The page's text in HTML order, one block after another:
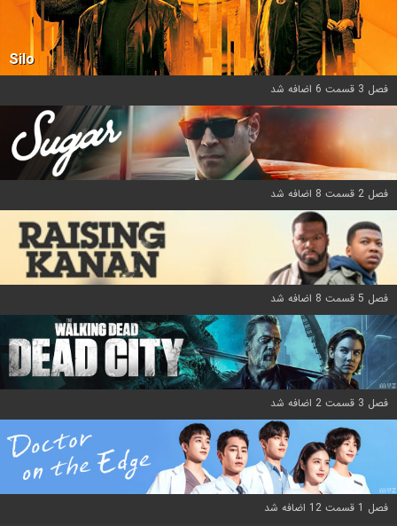
Silo
فصل 3 قسمت 6 اضافه شد
فصل 2 قسمت 8 اضافه شد
فصل 5 قسمت 8 اضافه شد
فصل 3 قسمت 2 اضافه شد
فصل 1 قسمت 12 اضافه شد